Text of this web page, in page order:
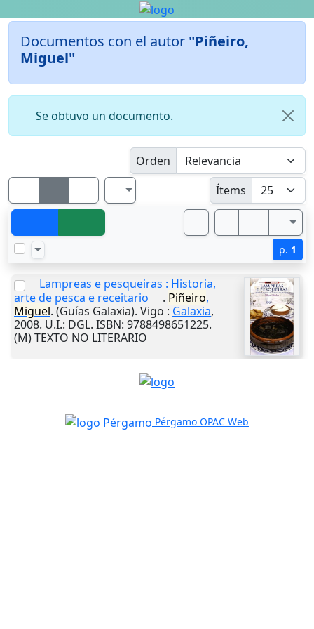
Documentos con el autor "Piñeiro,
Miguel"
Se obtuvo un documento.
Orden
Ítems
p. 1
Lampreas e pesqueiras : Historia,
arte de pesca e receitario
. Piñeiro,
Miguel. (Guías Galaxia). Vigo : Galaxia,
2008. U.I.: DGL. ISBN: 9788498651225.
(M) TEXTO NO LITERARIO
Pérgamo OPAC Web